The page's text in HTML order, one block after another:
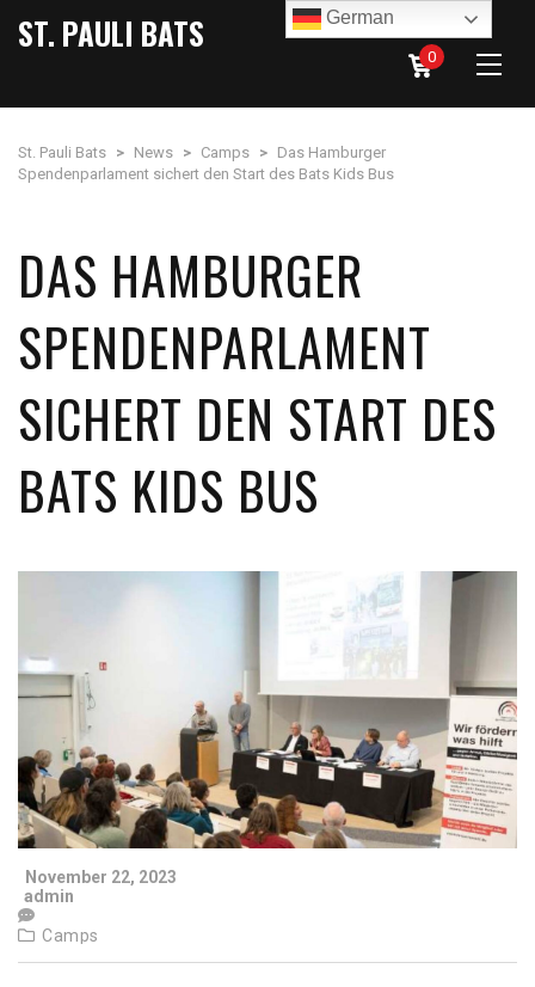
ST. PAULI BATS
0
St. Pauli Bats > News > Camps > Das Hamburger
Spendenparlament sichert den Start des Bats Kids Bus
DAS HAMBURGER
SPENDENPARLAMENT
SICHERT DEN START DES
BATS KIDS BUS
November 22, 2023
admin
Camps
German